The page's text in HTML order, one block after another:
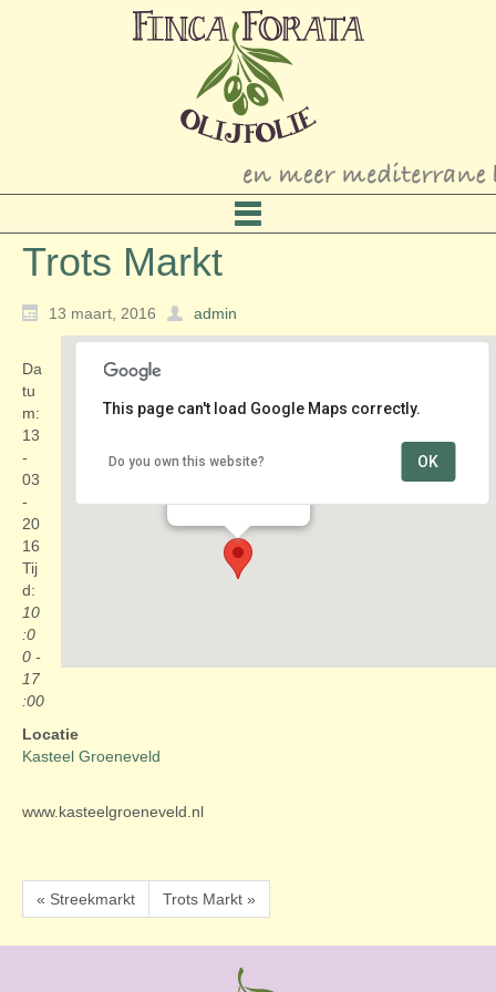
Trots Markt
13 maart, 2016 admin
Kasteel Groeneveld
This page can't load Google Maps correctly.
Do you own this website? OK
Da
tu
m:
13
-
03
-
20
16
Tij
d:
10
:0
0 -
17
:00
Locatie
Kasteel Groeneveld
www.kasteelgroeneveld.nl
« Streekmarkt Trots Markt »